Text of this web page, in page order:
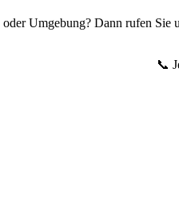
oder Umgebung? Dann rufen Sie
📞